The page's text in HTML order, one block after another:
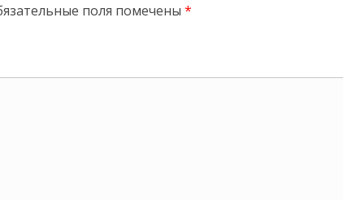
поля помечены *